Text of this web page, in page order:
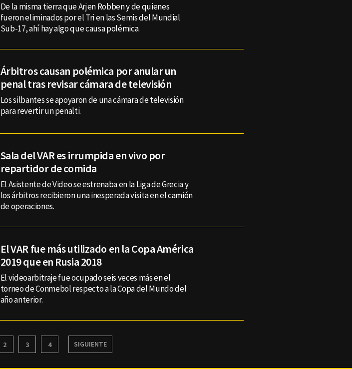
De la misma tierra que Arjen Robben y de quienes
fueron eliminados por el Tri en las Semis del Mundial
Sub-17, ahí hay algo que causa polémica.
Árbitros causan polémica por anular un
penal tras revisar cámara de televisión
Los silbantes se apoyaron de una cámara de televisión
para revertir un penalti.
Sala del VAR es irrumpida en vivo por
repartidor de comida
El Asistente de Video se estrenaba en la Liga de Grecia y
los árbitros recibieron una inesperada visita en el camión
de operaciones.
El VAR fue más utilizado en la Copa América
2019 que en Rusia 2018
El videoarbitraje fue ocupado seis veces más en el
torneo de Conmebol respecto a la Copa del Mundo del
año anterior.
2 3 4 SIGUIENTE